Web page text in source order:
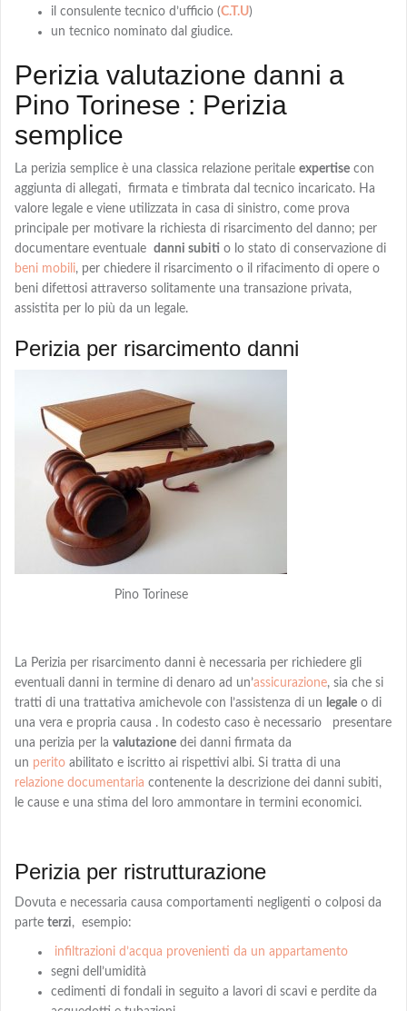
il consulente tecnico d’ufficio (C.T.U)
un tecnico nominato dal giudice.
Perizia valutazione danni a
Pino Torinese : Perizia
semplice
La perizia semplice è una classica relazione peritale expertise con
aggiunta di allegati, firmata e timbrata dal tecnico incaricato. Ha
valore legale e viene utilizzata in casa di sinistro, come prova
principale per motivare la richiesta di risarcimento del danno; per
documentare eventuale danni subiti o lo stato di conservazione di
beni mobili, per chiedere il risarcimento o il rifacimento di opere o
beni difettosi attraverso solitamente una transazione privata,
assistita per lo più da un legale.
Perizia per risarcimento danni
Pino Torinese
La Perizia per risarcimento danni è necessaria per richiedere gli
eventuali danni in termine di denaro ad un’assicurazione, sia che si
tratti di una trattativa amichevole con l’assistenza di un legale o di
una vera e propria causa . In codesto caso è necessario presentare
una perizia per la valutazione dei danni firmata da
un perito abilitato e iscritto ai rispettivi albi. Si tratta di una
relazione documentaria contenente la descrizione dei danni subiti,
le cause e una stima del loro ammontare in termini economici.
Perizia per ristrutturazione
Dovuta e necessaria causa comportamenti negligenti o colposi da
parte terzi, esempio:
infiltrazioni d’acqua provenienti da un appartamento
segni dell’umidità
cedimenti di fondali in seguito a lavori di scavi e perdite da